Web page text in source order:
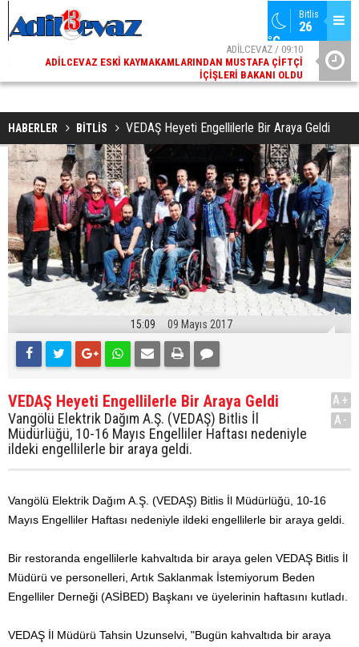
Bitlis
26
°C
ADİLCEVAZ / 09:10
ADILCEVAZ ESKI KAYMAKAMLARINDAN MUSTAFA ÇIFTÇI
İÇIŞLERI BAKANI OLDU
HABERLER BİTLİS VEDAŞ Heyeti Engellilerle Bir Araya Geldi
15:09 09 Mayıs 2017
VEDAŞ Heyeti Engellilerle Bir Araya Geldi
Vangölü Elektrik Dağım A.Ş. (VEDAŞ) Bitlis İl
Müdürlüğü, 10-16 Mayıs Engelliler Haftası nedeniyle
ildeki engellilerle bir araya geldi.
A+
A-
Vangölü Elektrik Dağım A.Ş. (VEDAŞ) Bitlis İl Müdürlüğü, 10-16
Mayıs Engelliler Haftası nedeniyle ildeki engellilerle bir araya geldi.
Bir restoranda engellilerle kahvaltıda bir araya gelen VEDAŞ Bitlis İl
Müdürü ve personelleri, Artık Saklanmak İstemiyorum Beden
Engelliler Derneği (ASİBED) Başkanı ve üyelerinin haftasını kutladı.
VEDAŞ İl Müdürü Tahsin Uzunselvi, "Bugün kahvaltıda bir araya